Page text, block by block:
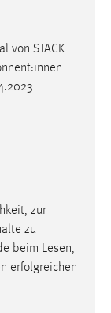
von STACK
zur
zu
beim Lesen,
erfolgreichen
anonym.
wie